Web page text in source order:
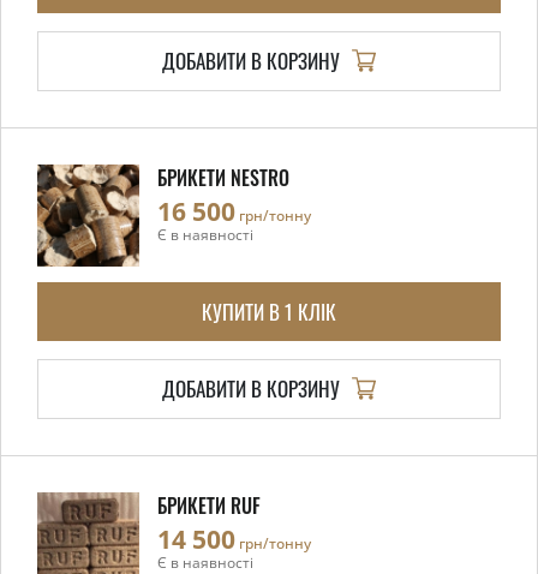
ДОБАВИТИ В КОРЗИНУ
БРИКЕТИ NESTRO
16 500 грн/тонну
Є в наявності
КУПИТИ В 1 КЛІК
ДОБАВИТИ В КОРЗИНУ
БРИКЕТИ RUF
14 500 грн/тонну
Є в наявності